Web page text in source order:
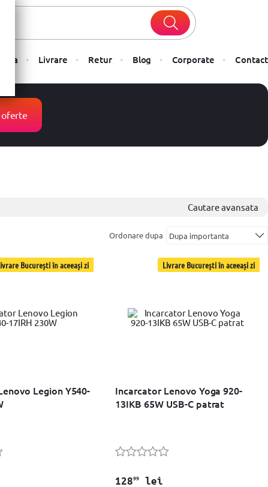
Livrare Retur Blog Corporate Contact
Cautare avansata
Ordonare dupa
București în aceeași zi
Legion Y540-
Livrare București în aceeași zi
Incarcator Lenovo Yoga 920-
13IKB 65W USB-C patrat
12899
lei